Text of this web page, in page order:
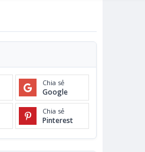
Chia sẻ
Google
Chia sẻ
Pinterest